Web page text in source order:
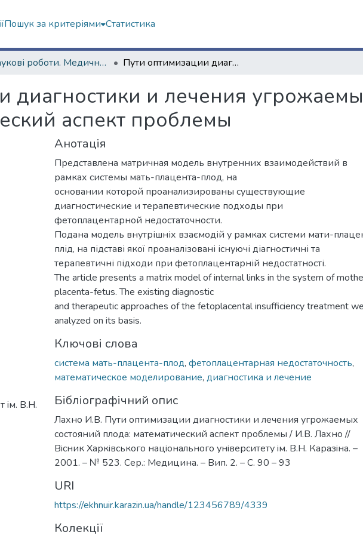
Пошук за критеріями Статистика
Наукові роботи. Медичний факультет Пути оптимизации диагностики и лечения угрожаемых состояний плода: математический аспект проблемы
диагностики и лечения
аспект проблемы
iм. В.Н.
Анотація
Представлена матричная модель внутренних взаимодействий в
рамках системы мать-плацента-плод, на
основании которой проанализированы существующие
диагностические и терапевтические подходы при
фетоплацентарной недостаточности.
Подана модель внутрішніх взаємодій у рамках системи мати-
плід, на підставі якої проаналізовані існуючі діагностичні та
терапевтичні підходи при фетоплацентарній недостатності.
The article presents a matrix model of internal links in the system of
placenta-fetus. The existing diagnostic
and therapeutic approaches of the fetoplacental insufficiency treatment
analyzed on its basis.
Ключові слова
система мать-плацента-плод, фетоплацентарная недостаточность,
математическое моделирование, диагностика и лечение
Бібліографічний опис
Лахно И.В. Пути оптимизации диагностики и лечения угрожаемых
состояний плода: математический аспект проблемы / И.В. Лахно //
Вiсник Харкiвського нацiонального унiверситету iм. В.Н. Каразiна. –
2001. – № 523. Сер.: Медицина. – Вип. 2. – С. 90 – 93
URI
https://ekhnuir.karazin.ua/handle/123456789/4339
Колекції